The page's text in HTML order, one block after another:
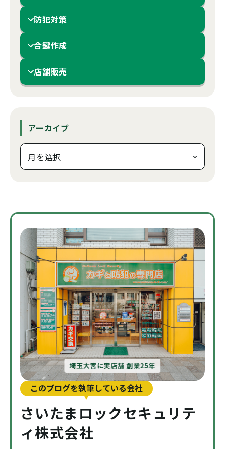
防犯対策
合鍵作成
店舗販売
アーカイブ
埼玉大宮に実店舗 創業25年
このブログを執筆している会社
さいたまロックセキュリテ
ィ株式会社